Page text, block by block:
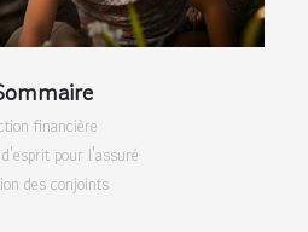
financière
pour l'assuré
des conjoints